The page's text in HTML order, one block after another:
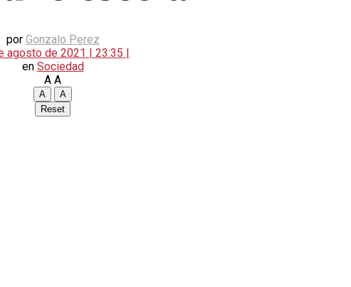
por Gonzalo Perez
agosto de 2021 | 23:35 |
en Sociedad
A A
A
A
Reset